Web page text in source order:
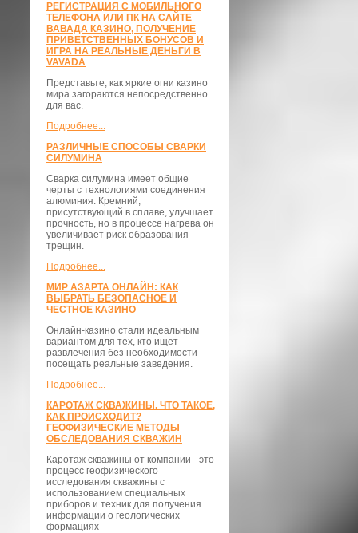
РЕГИСТРАЦИЯ С МОБИЛЬНОГО
ТЕЛЕФОНА ИЛИ ПК НА САЙТЕ
ВАВАДА КАЗИНО, ПОЛУЧЕНИЕ
ПРИВЕТСТВЕННЫХ БОНУСОВ И
ИГРА НА РЕАЛЬНЫЕ ДЕНЬГИ В
VAVADA
Представьте, как яркие огни казино
мира загораются непосредственно
для вас.
Подробнее...
РАЗЛИЧНЫЕ СПОСОБЫ СВАРКИ
СИЛУМИНА
Сварка силумина имеет общие
черты с технологиями соединения
алюминия. Кремний,
присутствующий в сплаве, улучшает
прочность, но в процессе нагрева он
увеличивает риск образования
трещин.
Подробнее...
МИР АЗАРТА ОНЛАЙН: КАК
ВЫБРАТЬ БЕЗОПАСНОЕ И
ЧЕСТНОЕ КАЗИНО
Онлайн-казино стали идеальным
вариантом для тех, кто ищет
развлечения без необходимости
посещать реальные заведения.
Подробнее...
КАРОТАЖ СКВАЖИНЫ. ЧТО ТАКОЕ,
КАК ПРОИСХОДИТ?
ГЕОФИЗИЧЕСКИЕ МЕТОДЫ
ОБСЛЕДОВАНИЯ СКВАЖИН
Каротаж скважины от компании - это
процесс геофизического
исследования скважины с
использованием специальных
приборов и техник для получения
информации о геологических
формациях